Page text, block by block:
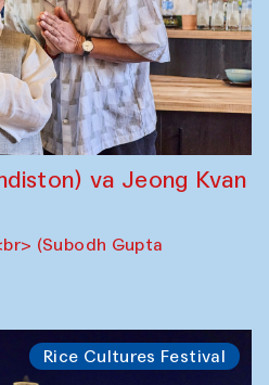
va Jeong Kvan
(Subodh Gupta
Rice Cultures Festival